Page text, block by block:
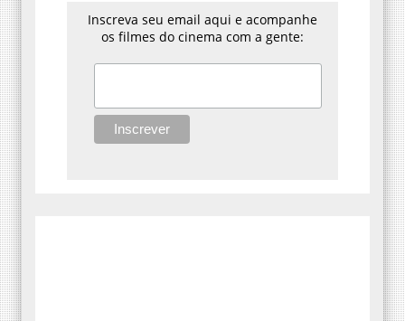
Inscreva seu email aqui e acompanhe
os filmes do cinema com a gente: